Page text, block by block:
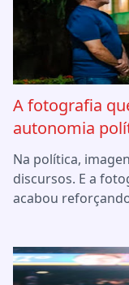
A fotografia
autonomia
Na política,
discursos. E a
acabou